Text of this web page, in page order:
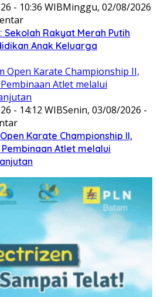
- 10:36 WIBMinggu, 02/08/2026
Sekolah Rakyat Merah Putih
Anak Keluarga
- 14:12 WIBSenin, 03/08/2026 -
Karate Championship II,
Atlet melalui